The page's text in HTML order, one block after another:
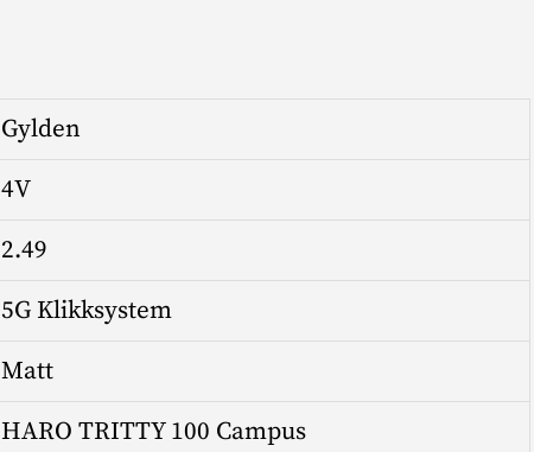
Gylden
4V
2.49
5G Klikksystem
Matt
HARO TRITTY 100 Campus